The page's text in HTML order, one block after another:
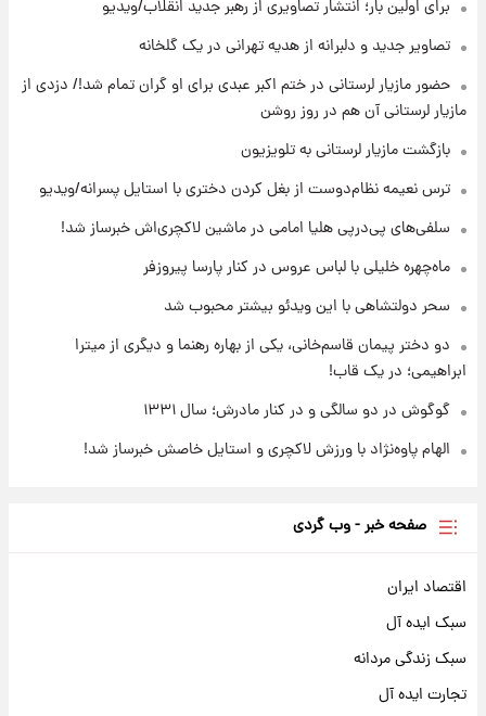
+جدول
۱۱ ساعت پیش
قیمت محصولات ایران‌خودرو و سایپا امروز شنبه
۱۷ مرداد ۱۴۰۵
یک پیش ‌بینی مهم برای قیمت دلار، طلا و سکه
برای اولین بار؛ انتشار تصاویری از رهبر جدید انقلاب/ویدیو
تصاویر جدید و دلبرانه از هدیه تهرانی در یک گلخانه
حضور مازیار لرستانی در ختم اکبر عبدی برای او گران تمام شد!/ دزدی از
مازیار لرستانی آن هم در روز روشن
بازگشت مازیار لرستانی به تلویزیون
ترس نعیمه نظام‌دوست از بغل کردن دختری با استایل پسرانه/ویدیو
سلفی‌های پی‌درپی هلیا امامی در ماشین لاکچری‌اش خبرساز شد!
ماه‌چهره خلیلی با لباس عروس در کنار پارسا پیروزفر
سحر دولتشاهی با این ویدئو بیشتر محبوب شد
دو دختر پیمان قاسم‌خانی، یکی از بهاره رهنما و دیگری از میترا
ابراهیمی؛ در یک قاب!
گوگوش در دو سالگی و در کنار مادرش؛ سال ۱۳۳۱
الهام پاوه‌نژاد با ورزش لاکچری و استایل خاصش خبرساز شد!
صفحه خبر - وب گردی
اقتصاد ایران
سبک ایده آل
سبک زندگی مردانه
تجارت ایده آل